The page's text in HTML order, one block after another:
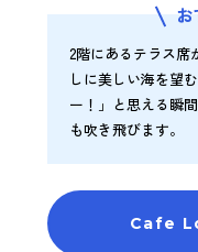
2階にあるテラス席
しに美しい海を望
ー！」と思える瞬
も吹き飛びます。
Cafe